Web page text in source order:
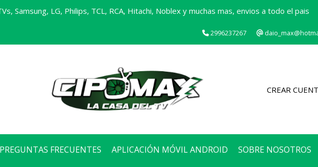
Samsung, LG, Philips, TCL, RCA, Hitachi, Noblex y muchas mas, envios a todo el pais
2996237267
CREAR
PREGUNTAS FRECUENTES APLICACIÓN MÓVIL ANDROID SOBRE NOSOTROS